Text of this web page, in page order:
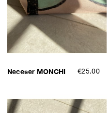
Neceser MONCHI €25.00